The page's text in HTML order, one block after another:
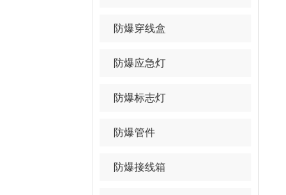
防爆穿线盒
防爆应急灯
防爆标志灯
防爆管件
防爆接线箱